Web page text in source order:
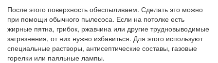
После этого поверхность обеспыливаем. Сделать это можно
при помощи обычного пылесоса. Если на потолке есть
жирные пятна, грибок, ржавчина или другие трудновыводимые
загрязнения, от них нужно избавиться. Для этого используют
специальные растворы, антисептические составы, газовые
горелки или паяльные лампы.